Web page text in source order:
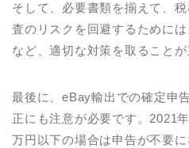
そして、必要書類を揃えて、
査のリスクを回避するために
など、適切な対策を取ることが
最後に、eBay輸出での確定申
正にも注意が必要です。2021
万円以下の場合は申告が不要